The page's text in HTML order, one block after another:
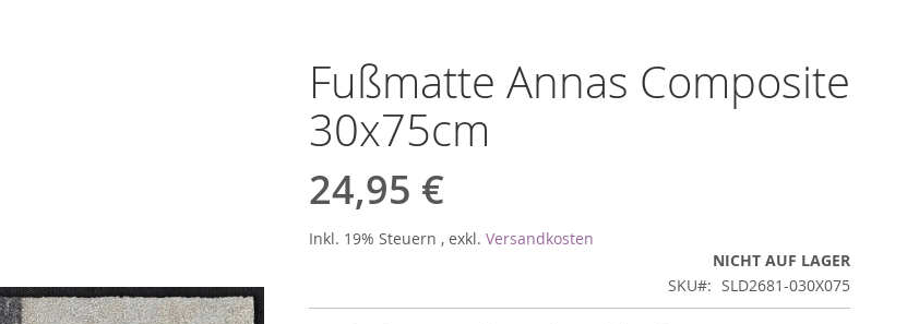
Fußmatte Annas Composite
30x75cm
24,95 €
Inkl. 19% Steuern , exkl. Versandkosten
NICHT AUF LAGER
SKU
SLD2681-030X075